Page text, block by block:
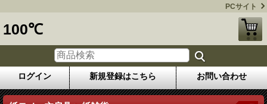
PCサイト
100℃
ログイン 新規登録はこちら お問い合わせ